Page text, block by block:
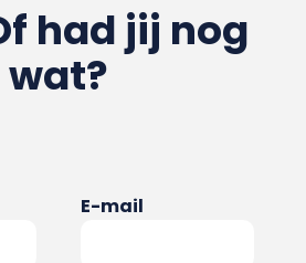
had jij nog
wat?
E-mail